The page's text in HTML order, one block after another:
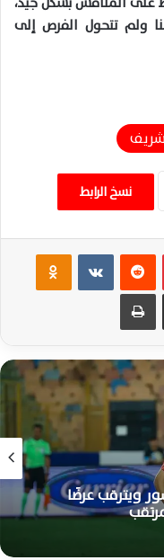
ولم تتحول الفرص إلى
نسخ الرابط
بينتيريست ‏VKontakte
مشاركة عبر البريد طباعة
ويترقب عرضًا